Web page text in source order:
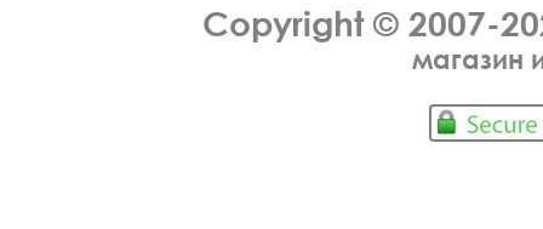
Copyright © 2007-
магазин